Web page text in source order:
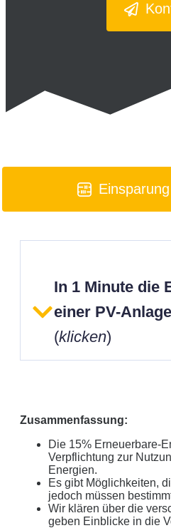
In 1 Minute die
einer PV-
(klicken)
Geben Sie hier Ihren
kWh
Wir empfehlen: kWp Anlage
Speicher.
Zusammenfassung:
Die 15% Erneuerbare-
Verpflichtung zur
Energien.
Es gibt Möglichkeiten,
jedoch müssen
Wir klären über die
geben Einblicke in die